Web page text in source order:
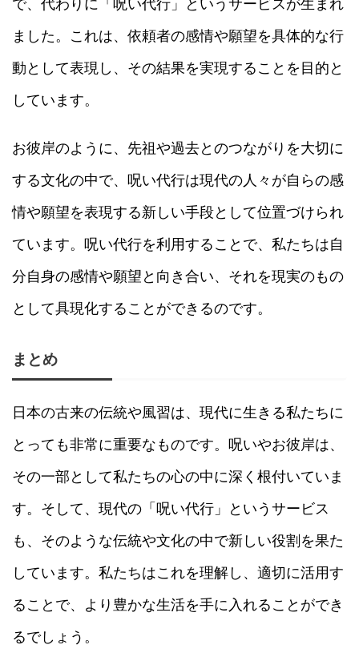
ました。これは、依頼者の感情や願望を具体的な行
動として表現し、その結果を実現することを目的と
しています。
お彼岸のように、先祖や過去とのつながりを大切に
する文化の中で、呪い代行は現代の人々が自らの感
情や願望を表現する新しい手段として位置づけられ
ています。呪い代行を利用することで、私たちは自
分自身の感情や願望と向き合い、それを現実のもの
として具現化することができるのです。
まとめ
日本の古来の伝統や風習は、現代に生きる私たちに
とっても非常に重要なものです。呪いやお彼岸は、
その一部として私たちの心の中に深く根付いていま
す。そして、現代の「呪い代行」というサービス
も、そのような伝統や文化の中で新しい役割を果た
しています。私たちはこれを理解し、適切に活用す
ることで、より豊かな生活を手に入れることができ
るでしょう。